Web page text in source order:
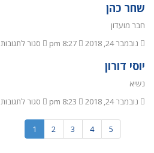
שחר כהן
חבר מועדון
נובמבר 24, 2018
סגור לתגובות
יוסי דורון
נשיא
נובמבר 24, 2018
סגור לתגובות
1 2 3 4 5